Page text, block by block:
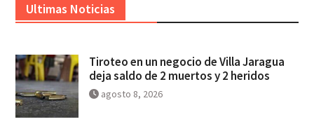
Ultimas Noticias
Tiroteo en un negocio de Villa Jaragua
deja saldo de 2 muertos y 2 heridos
agosto 8, 2026